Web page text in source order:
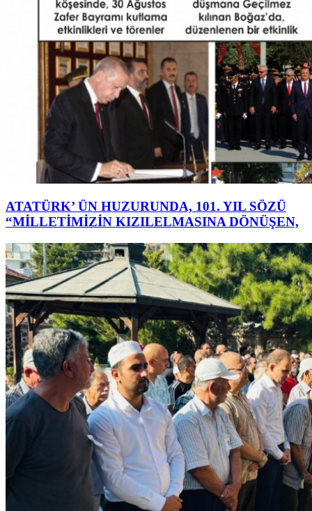
ATATÜRK’ ÜN HUZURUNDA, 101. YIL SÖZÜ
“MİLLETİMİZİN KIZILELMASINA DÖNÜŞEN,